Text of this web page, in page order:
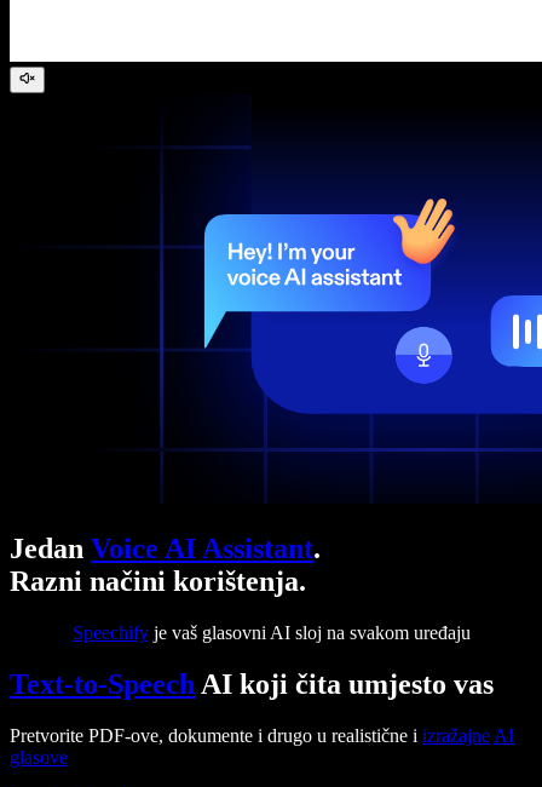
Jedan Voice AI Assistant.
Razni načini korištenja.
Speechifyje vaš glasovni AI sloj na svakom uređaju
Text-to-Speech AI koji čita umjesto vas
Pretvorite PDF-ove, dokumente i drugo u realistične i izražajne AI
glasove